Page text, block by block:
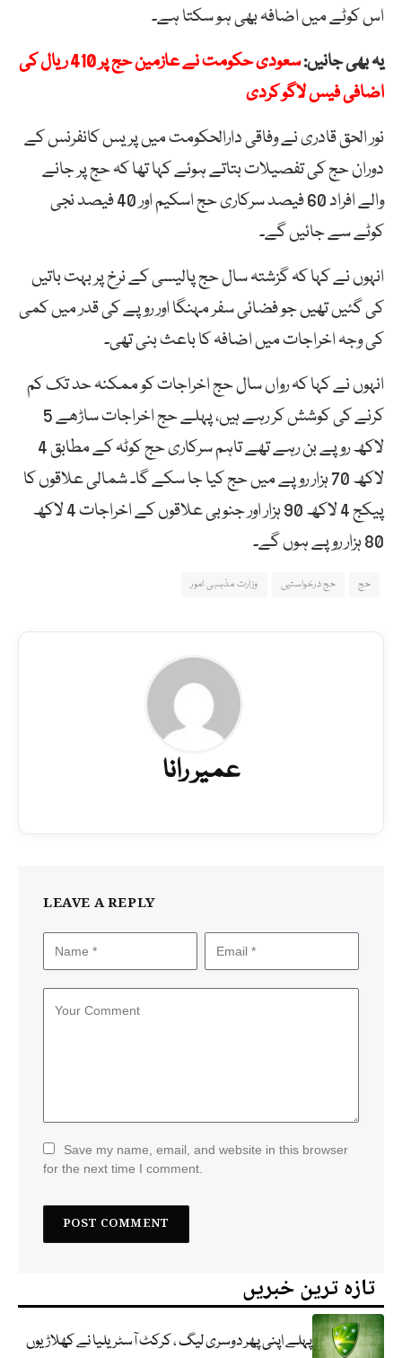
اس کوٹے میں اضافہ بھی ہو سکتا ہے۔
یہ بھی جانیں:
سعودی حکومت نے عازمین حج پر 410 ریال کی
اضافی فیس لاگو کردی
نور الحق قادری نے وفاقی دارالحکومت میں پریس کانفرنس کے
دوران حج کی تفصیلات بتاتے ہوئے کہا تھا کہ حج پر جانے
والے افراد 60 فیصد سرکاری حج اسکیم اور 40 فیصد نجی
کوٹے سے جائیں گے۔
انہوں نے کہا کہ گزشتہ سال حج پالیسی کے نرخ پر بہت باتیں
کی گئیں تھیں جو فضائی سفر مہنگا اور روپے کی قدر میں کمی
کی وجہ اخراجات میں اضافہ کا باعث بنی تھی۔
انہوں نے کہا کہ رواں سال حج اخراجات کو ممکنہ حد تک کم
کرنے کی کوشش کر رہے ہیں، پہلے حج اخراجات ساڑھے 5
لاکھ روپے بن رہے تھے تاہم سرکاری حج کوٹہ کے مطابق 4
لاکھ 70 ہزار روپے میں حج کیا جا سکے گا۔ شمالی علاقوں کا
پیکج 4 لاکھ 90 ہزار اور جنوبی علاقوں کے اخراجات 4 لاکھ
80 ہزار روپے ہوں گے۔
حج حج درخواستیں وزارت مذہبی امور
عمیر رانا
LEAVE A REPLY
Save my name, email, and website in this browser
for the next time I comment.
تازہ ترین خبریں
پہلے اپنی پھر دوسری لیگ ، کرکٹ آسٹریلیا نے کھلاڑیوں